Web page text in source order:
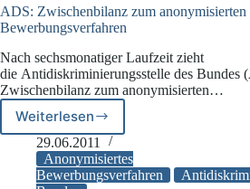
ADS: Zwischenbilanz zum anonymisierten
Bewerbungsverfahren
Nach sechsmonatiger Laufzeit zieht
die Antidiskriminierungsstelle des Bundes
Zwischenbilanz zum anonymisierten…
Weiterlesen
ADS:
Zwischenbilanz
zum
anonymisierten
29.06.2011
Anonymisiertes
Bewerbungsverfahren